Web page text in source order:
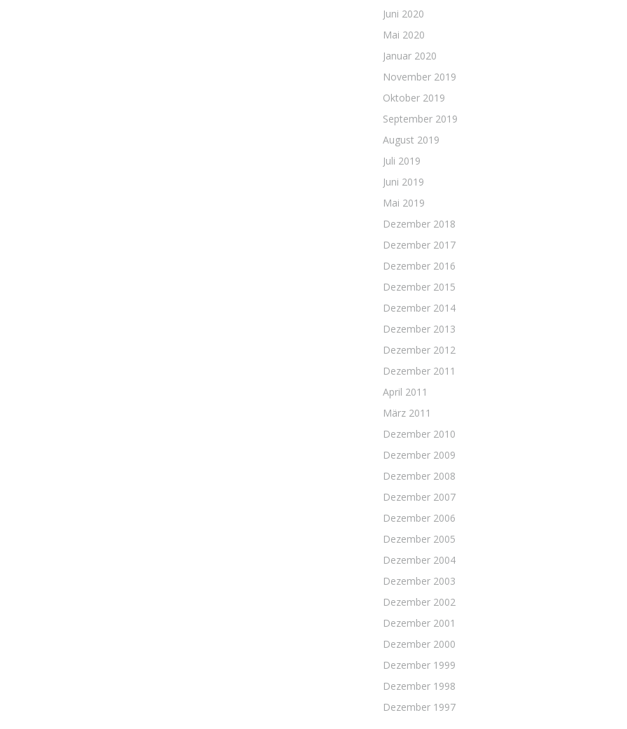
Juni 2020
Mai 2020
Januar 2020
November 2019
Oktober 2019
September 2019
August 2019
Juli 2019
Juni 2019
Mai 2019
Dezember 2018
Dezember 2017
Dezember 2016
Dezember 2015
Dezember 2014
Dezember 2013
Dezember 2012
Dezember 2011
April 2011
März 2011
Dezember 2010
Dezember 2009
Dezember 2008
Dezember 2007
Dezember 2006
Dezember 2005
Dezember 2004
Dezember 2003
Dezember 2002
Dezember 2001
Dezember 2000
Dezember 1999
Dezember 1998
Dezember 1997